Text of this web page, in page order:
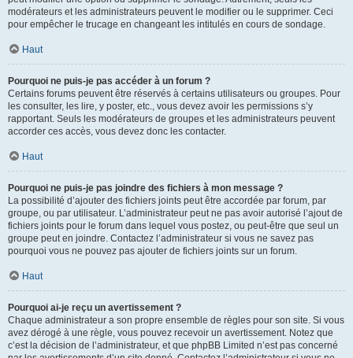
modérateurs et les administrateurs peuvent le modifier ou le supprimer. Ceci
pour empêcher le trucage en changeant les intitulés en cours de sondage.
Haut
Pourquoi ne puis-je pas accéder à un forum ?
Certains forums peuvent être réservés à certains utilisateurs ou groupes. Pour
les consulter, les lire, y poster, etc., vous devez avoir les permissions s’y
rapportant. Seuls les modérateurs de groupes et les administrateurs peuvent
accorder ces accès, vous devez donc les contacter.
Haut
Pourquoi ne puis-je pas joindre des fichiers à mon message ?
La possibilité d’ajouter des fichiers joints peut être accordée par forum, par
groupe, ou par utilisateur. L’administrateur peut ne pas avoir autorisé l’ajout de
fichiers joints pour le forum dans lequel vous postez, ou peut-être que seul un
groupe peut en joindre. Contactez l’administrateur si vous ne savez pas
pourquoi vous ne pouvez pas ajouter de fichiers joints sur un forum.
Haut
Pourquoi ai-je reçu un avertissement ?
Chaque administrateur a son propre ensemble de règles pour son site. Si vous
avez dérogé à une règle, vous pouvez recevoir un avertissement. Notez que
c’est la décision de l’administrateur, et que phpBB Limited n’est pas concerné